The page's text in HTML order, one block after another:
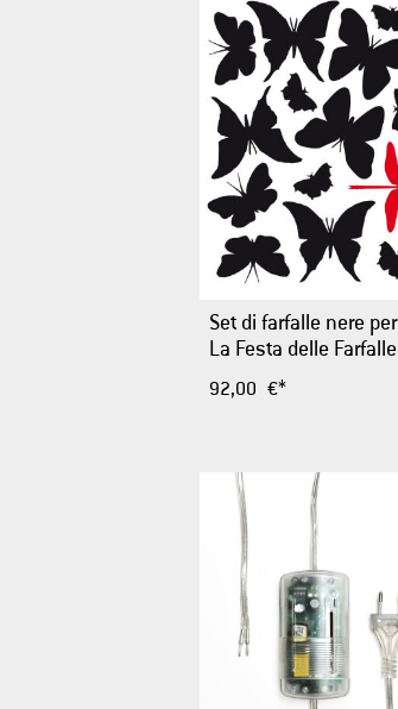
Set di farfalle nere per
La Festa delle Farfalle
92,00 €*